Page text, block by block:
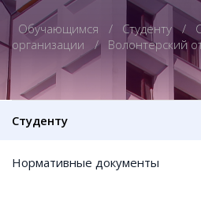
Обучающимся Студенту
организации
Волонтерский
Студенту
Нормативные документы